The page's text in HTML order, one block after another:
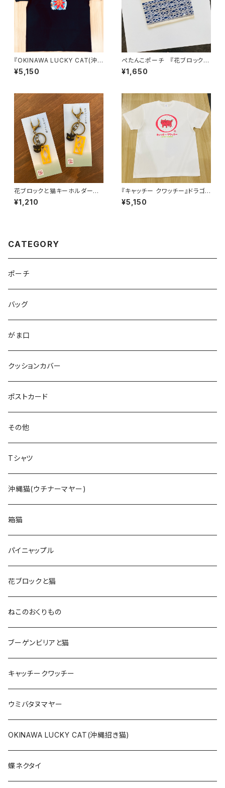
『OKINAWA LUCKY CAT(沖
縄招き猫)』Tシャツ(三毛猫・黒
T)
¥5,150
ぺたんこポーチ 『花ブロックと
猫（夜）』
¥1,650
花ブロックと猫キーホルダー
夕焼け
¥1,210
『キャッチー クワッチー』ドラゴン
フルーツのドラちゃん白Tシャツ
¥5,150
CATEGORY
ポーチ
バッグ
がま口
クッションカバー
ポストカード
その他
Tシャツ
沖縄猫(ウチナーマヤー)
箱猫
パイニャップル
花ブロックと猫
ねこのおくりもの
ブーゲンビリアと猫
キャッチークワッチー
ウミバタヌマヤー
OKINAWA LUCKY CAT(沖縄招き猫)
蝶ネクタイ